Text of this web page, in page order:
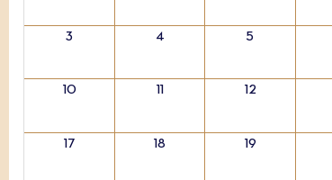
3 4 5
10 11 12
17 18 19